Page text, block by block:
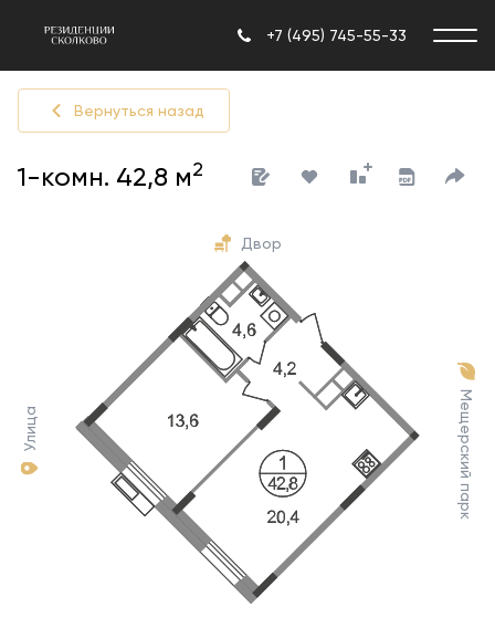
+7 (495) 745-55-33
Вернуться назад
1-комн. 42,8 м2
Улица Мещерский парк
Двор